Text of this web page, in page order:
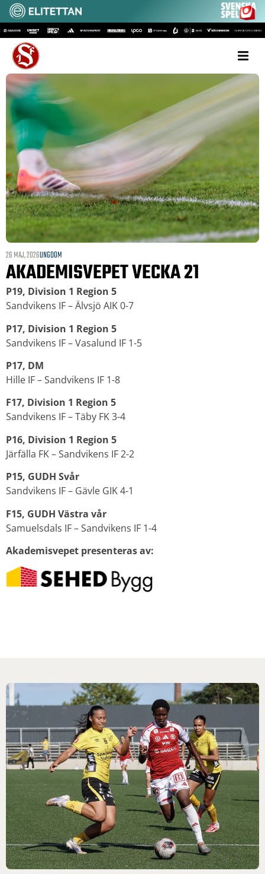
26 MAJ, 2026UNGDOM
AKADEMISVEPET VECKA 21
P19, Division 1 Region 5
Sandvikens IF – Älvsjö AIK 0-7
P17, Division 1 Region 5
Sandvikens IF – Vasalund IF 1-5
P17, DM
Hille IF – Sandvikens IF 1-8
F17, Division 1 Region 5
Sandvikens IF – Täby FK 3-4
P16, Division 1 Region 5
Järfälla FK – Sandvikens IF 2-2
P15, GUDH Svår
Sandvikens IF – Gävle GIK 4-1
F15, GUDH Västra vår
Samuelsdals IF – Sandvikens IF 1-4
Akademisvepet presenteras av: